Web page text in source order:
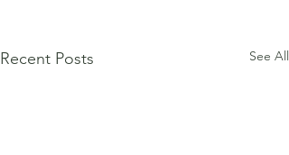
Recent Posts See All